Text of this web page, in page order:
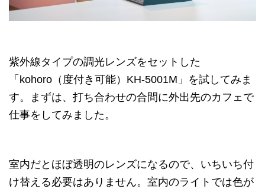
紫外線タイプの調光レンズをセットした
「kohoro（度付き可能）KH-5001M」を試してみま
す。まずは、打ち合わせの合間に外出先のカフェで
仕事をしてみました。
室内だとほぼ透明のレンズになるので、いちいち付
け替える必要はありません。室内のライトでは色が